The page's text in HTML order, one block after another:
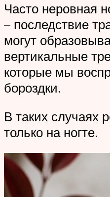
Часто неровная
– последствие
могут
вертикальные
которые мы
бороздки.
В таких случаях
только на ногте.